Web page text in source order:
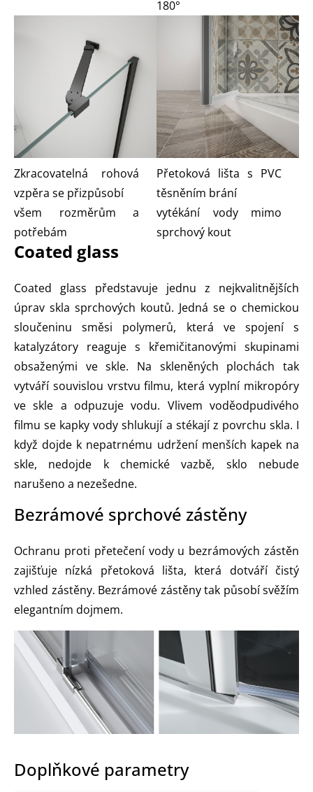
180°
Zkracovatelná rohová
vzpěra se přizpůsobí
všem rozměrům a
potřebám
Přetoková lišta s PVC
těsněním brání
vytékání vody mimo
sprchový kout
Coated glass
Coated glass představuje jednu z nejkvalitnějších
úprav skla sprchových koutů. Jedná se o chemickou
sloučeninu směsi polymerů, která ve spojení s
katalyzátory reaguje s křemičitanovými skupinami
obsaženými ve skle. Na skleněných plochách tak
vytváří souvislou vrstvu filmu, která vyplní mikropóry
ve skle a odpuzuje vodu. Vlivem voděodpudivého
filmu se kapky vody shlukují a stékají z povrchu skla. I
když dojde k nepatrnému udržení menších kapek na
skle, nedojde k chemické vazbě, sklo nebude
narušeno a nezešedne.
Bezrámové sprchové zástěny
Ochranu proti přetečení vody u bezrámových zástěn
zajišťuje nízká přetoková lišta, která dotváří čistý
vzhled zástěny. Bezrámové zástěny tak působí svěžím
elegantním dojmem.
Doplňkové parametry